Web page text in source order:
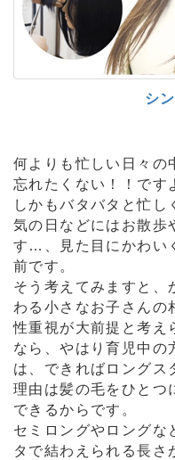
シ
何よりも忙しい日々の
忘れたくない！！です
しかもバタバタと忙し
気の日などにはお散歩
す…、見た目にかわい
前です。
そう考えてみますと
わる小さなお子さんの
性重視が大前提と考え
なら、やはり育児中の
は、できればロングス
理由は髪の毛をひとつ
できるからです。
セミロングやロングな
タで結わえられる長さ